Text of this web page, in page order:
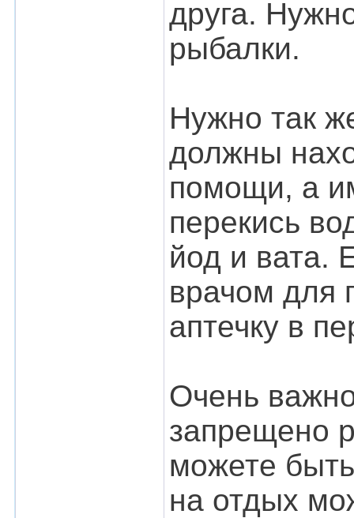
друга.
рыбалки.
Нужно так
должны
помощи, а
перекись
йод и вата.
врачом для
аптечку в
Очень
запрещено
можете
на отдых